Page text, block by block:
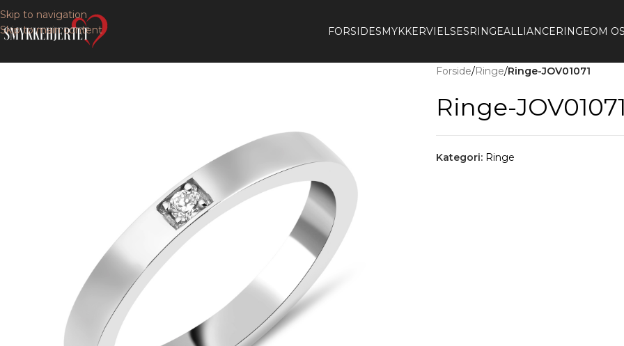
Skip to navigation
Skip to main content
FORSIDESMYKKERVIELSESRINGEALLIANCERINGEOM OS
Forside/Ringe/Ringe-JOV01071
Ringe-JOV01071
Kategori: Ringe